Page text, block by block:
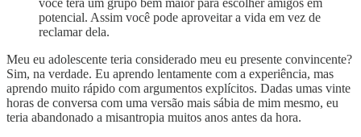
você terá um grupo bem maior para escolher amigos em
potencial. Assim você pode aproveitar a vida em vez de
reclamar dela.
Meu eu adolescente teria considerado meu eu presente convincente?
Sim, na verdade. Eu aprendo lentamente com a experiência, mas
aprendo muito rápido com argumentos explícitos. Dadas umas vinte
horas de conversa com uma versão mais sábia de mim mesmo, eu
teria abandonado a misantropia muitos anos antes da hora.